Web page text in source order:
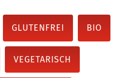
GLUTENFREI BIO
VEGETARISCH